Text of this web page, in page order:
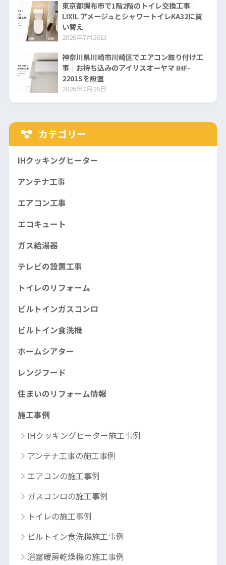
東京都調布市で1階2階のトイレ交換工事｜
LIXIL アメージュとシャワートイレKA32に買
い替え
2026年7月26日
神奈川県川崎市川崎区でエアコン取り付け工
事｜お持ち込みのアイリスオーヤマ IHF-
2201Sを設置
2026年7月26日
カテゴリー
IHクッキングヒーター
アンテナ工事
エアコン工事
エコキュート
ガス給湯器
テレビの設置工事
トイレのリフォーム
ビルトインガスコンロ
ビルトイン食洗機
ホームシアター
レンジフード
住まいのリフォーム情報
施工事例
IHクッキングヒーター施工事例
アンテナ工事の施工事例
エアコンの施工事例
ガスコンロの施工事例
トイレの施工事例
ビルトイン食洗機施工事例
浴室暖房乾燥機の施工事例